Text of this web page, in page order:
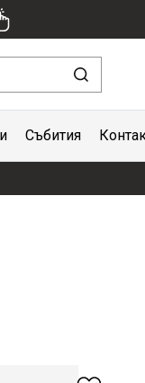
Събития